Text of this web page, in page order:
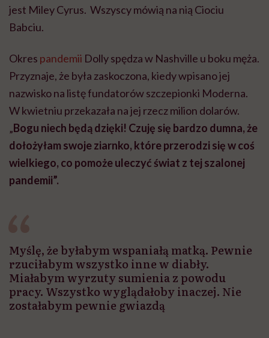
jest Miley Cyrus. Wszyscy mówią na nią Ciociu
Babciu.
Okres pandemii Dolly spędza w Nashville u boku męża.
Przyznaje, że była zaskoczona, kiedy wpisano jej
nazwisko na listę fundatorów szczepionki Moderna.
W kwietniu przekazała na jej rzecz milion dolarów.
„Bogu niech będą dzięki! Czuję się bardzo dumna, że
dołożyłam swoje ziarnko, które przerodzi się w coś
wielkiego, co pomoże uleczyć świat z tej szalonej
pandemii”.
Myślę, że byłabym wspaniałą matką. Pewnie
rzuciłabym wszystko inne w diabły.
Miałabym wyrzuty sumienia z powodu
pracy. Wszystko wyglądałoby inaczej. Nie
zostałabym pewnie gwiazdą